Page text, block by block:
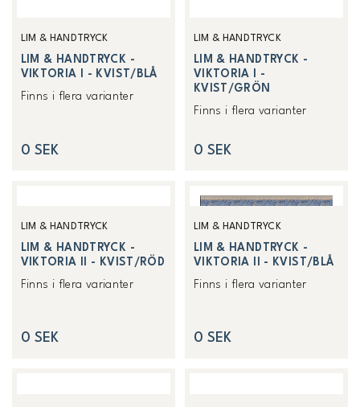
LIM & HANDTRYCK
LIM & HANDTRYCK -
VIKTORIA I - KVIST/BLÅ
Finns i flera varianter
0 SEK
LIM & HANDTRYCK
LIM & HANDTRYCK -
VIKTORIA I -
KVIST/GRÖN
Finns i flera varianter
0 SEK
LIM & HANDTRYCK
LIM & HANDTRYCK -
VIKTORIA II - KVIST/RÖD
Finns i flera varianter
0 SEK
LIM & HANDTRYCK
LIM & HANDTRYCK -
VIKTORIA II - KVIST/BLÅ
Finns i flera varianter
0 SEK